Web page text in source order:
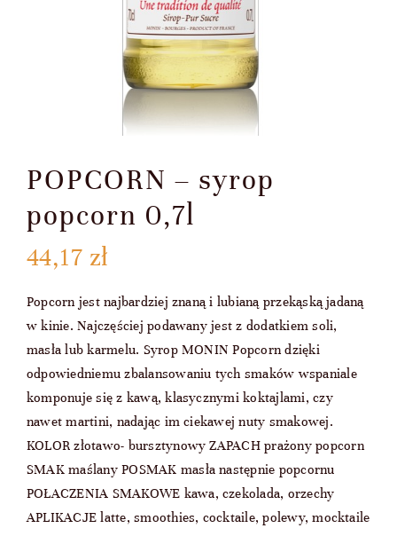
POPCORN – syrop
popcorn 0,7l
44,17 zł
Popcorn jest najbardziej znaną i lubianą przekąską jadaną
w kinie. Najczęściej podawany jest z dodatkiem soli,
masła lub karmelu. Syrop MONIN Popcorn dzięki
odpowiedniemu zbalansowaniu tych smaków wspaniale
komponuje się z kawą, klasycznymi koktajlami, czy
nawet martini, nadając im ciekawej nuty smakowej.
KOLOR złotawo- bursztynowy ZAPACH prażony popcorn
SMAK maślany POSMAK masła następnie popcornu
POŁACZENIA SMAKOWE kawa, czekolada, orzechy
APLIKACJE latte, smoothies, cocktaile, polewy, mocktaile